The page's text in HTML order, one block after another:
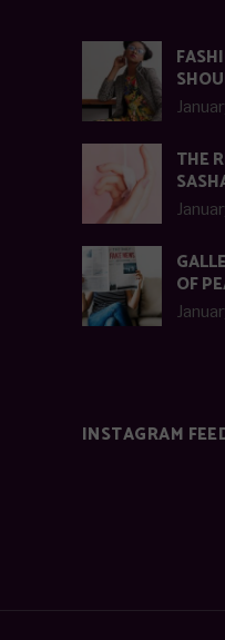
THE
OF
INSTAGRAM